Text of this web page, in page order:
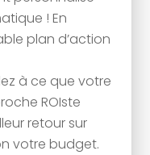
! En
plan d’action
à ce que votre
ROIste
retour sur
votre budget.